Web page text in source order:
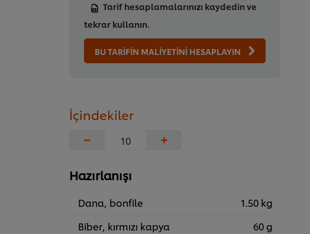
Tarif hesaplamalarınızı kaydedin ve
tekrar kullanın.
BU TARİFİN MALİYETİNİ HESAPLAYIN
İçindekiler
−
+
Hazırlanışı
Dana, bonfile
1.50 kg
Biber, kırmızı kapya
60 g